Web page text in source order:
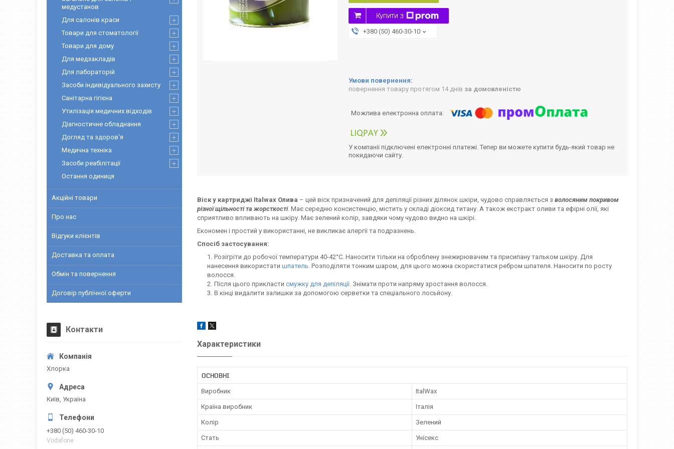
Купити з
+380 (50) 460-30-10
повернення товару протягом 14 днів за домовленістю
У компанії підключені електронні платежі. Тепер ви можете купити будь-який товар не
покидаючи сайту.
Віск у картриджі Italwax Олива – цей віск призначений для депіляції різних ділянок шкіри, чудово справляється з волосяним покривом
різної щільності та жорсткості. Має середню консистенцію, містить у складі діоксид титану. А також екстракт оливи та ефірні олії, які
сприятливо впливають на шкіру. Має зелений колір, завдяки чому чудово видно на шкірі.
Економен і простий у використанні, не викликає алергії та подразнень.
Спосіб застосування:
Розігріти до робочої температури 40-42°С. Наносити тільки на оброблену знежирювачем та присипану тальком шкіру. Для
нанесення використати шпатель. Розподіляти тонким шаром, для цього можна скористатися ребром шпателя. Наносити по росту
волосся.
Після цього прикласти смужку для депіляції. Знімати проти напряму зростання волосся.
В кінці видалити залишки за допомогою серветки та спеціального лосьйону.
Характеристики
ОСНОВНІ
Виробник ItalWax
Країна виробник Італія
Колір Зелений
Стать Унісекс
медустанов
Для салонів краси
Товари для стоматології
Товари для дому
Для медзакладів
Для лабораторій
Засоби індивідуального захисту
Санітарна гігієна
Утилізація медичних відходів
Діагностичне обладнання
Догляд та здоров'я
Медична техніка
Засоби реабілітації
Остання одиниця
Акційні товари
Про нас
Відгуки клієнтів
Доставка та оплата
Обмін та повернення
Договір публічної оферти
Контакти
Хлорка
Київ, Україна
+380 (50) 460-30-10
Vodafone